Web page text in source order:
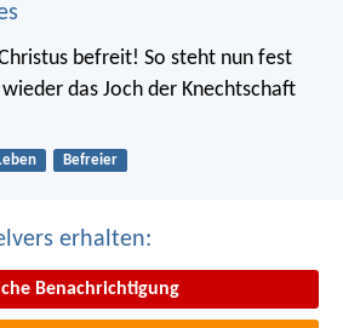
befreit! So steht nun fest
das Joch der Knechtschaft
Befreier
erhalten:
Benachrichtigung